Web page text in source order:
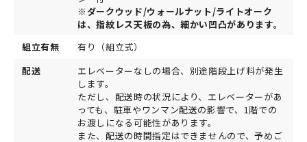
※ダークウッド/ウォールナット/ライトオーク
は、指紋レス天板の為、細かい凹凸があります。
組立有無
有り（組立式）
配送
エレベーターなしの場合、別途階段上げ料が発生
します。
ただし、配送時の状況により、エレベーターがあ
っても、駐車やワンマン配送の影響で、1階での
お渡しになる可能性があります。
また、配送の時間指定はできませんので、予めご